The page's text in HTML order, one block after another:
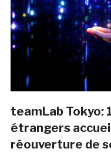
teamLab Tokyo:
étrangers
réouverture de